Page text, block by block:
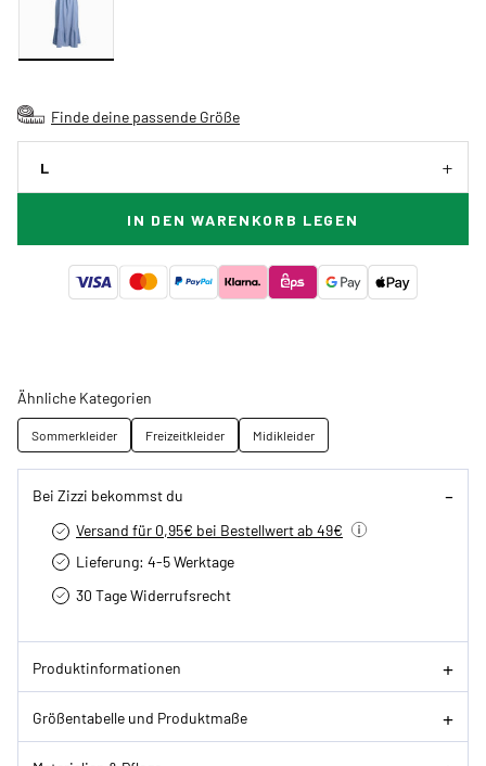
Finde deine passende Größe
L
IN DEN WARENKORB LEGEN
Ähnliche Kategorien
Sommerkleider Freizeitkleider Midikleider
Bei Zizzi bekommst du
Versand für 0,95€ bei Bestellwert ab 49€
Lieferung: 4-5 Werktage
30 Tage Widerrufsrecht
Produktinformationen
Größentabelle und Produktmaße